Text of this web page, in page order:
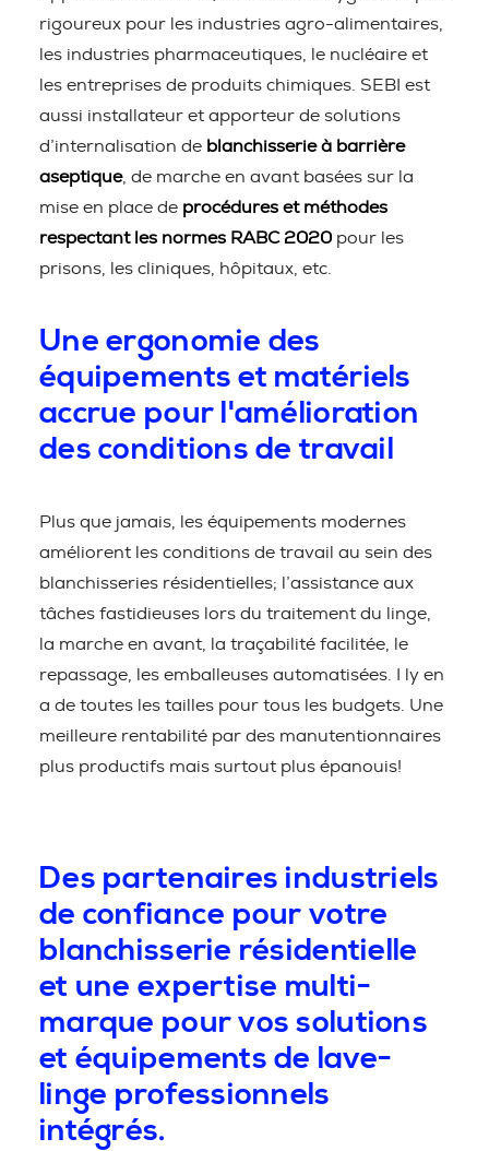
rigoureux pour les industries agro-alimentaires,
les industries pharmaceutiques, le nucléaire et
les entreprises de produits chimiques. SEBI est
aussi installateur et apporteur de solutions
d’internalisation de blanchisserie à barrière
aseptique, de marche en avant basées sur la
mise en place de procédures et méthodes
respectant les normes RABC 2020 pour les
prisons, les cliniques, hôpitaux, etc.
Une ergonomie des
équipements et matériels
accrue pour l'amélioration
des conditions de travail
Plus que jamais, les équipements modernes
améliorent les conditions de travail au sein des
blanchisseries résidentielles; l’assistance aux
tâches fastidieuses lors du traitement du linge,
la marche en avant, la traçabilité facilitée, le
repassage, les emballeuses automatisées. I ly en
a de toutes les tailles pour tous les budgets. Une
meilleure rentabilité par des manutentionnaires
plus productifs mais surtout plus épanouis!
Des partenaires industriels
de confiance pour votre
blanchisserie résidentielle
et une expertise multi-
marque pour vos solutions
et équipements de lave-
linge professionnels
intégrés.